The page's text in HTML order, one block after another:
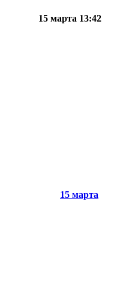
15 марта 13:42
15 марта